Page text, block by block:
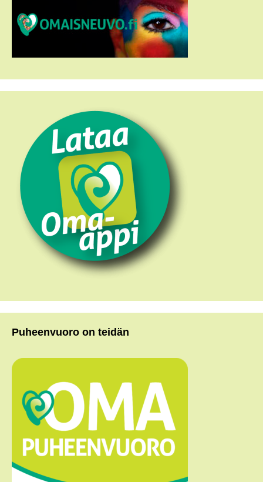
Puheenvuoro on teidän